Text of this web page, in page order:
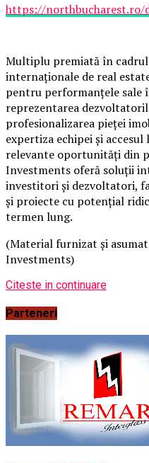
https://northbucharest.ro/
Multiplu premiată în
internaționale de real
pentru performanțele sale
reprezentarea
profesionalizarea pieței
expertiza echipei și
relevante oportunități din
Investments oferă soluții
investitori și dezvoltatori,
și proiecte cu potențial
termen lung.
(Material furnizat și
Investments)
Citeste in continuare
Parteneri